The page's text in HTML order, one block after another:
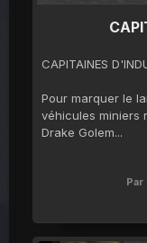
CAPITAINES
Pour marquer le
véhicules miniers
Drake Golem...
Par